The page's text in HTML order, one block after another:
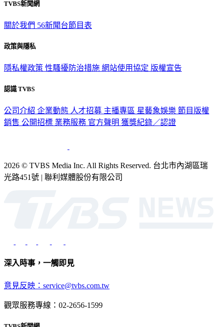
TVBS新聞網
關於我們 56新聞台節目表
政策與隱私
隱私權政策 性騷擾防治措施 網站使用協定 版權宣告
認識 TVBS
公司介紹 企業動態 人才招募 主播專區 星藝象娛樂 節目版權
銷售 公開招標 業務服務 官方聲明 獲獎紀錄／認證
2026 © TVBS Media Inc. All Rights Reserved. 台北市內湖區瑞
光路451號 | 聯利媒體股份有限公司
深入時事，一觸即見
意見反映：service@tvbs.com.tw
觀眾服務專線：02-2656-1599